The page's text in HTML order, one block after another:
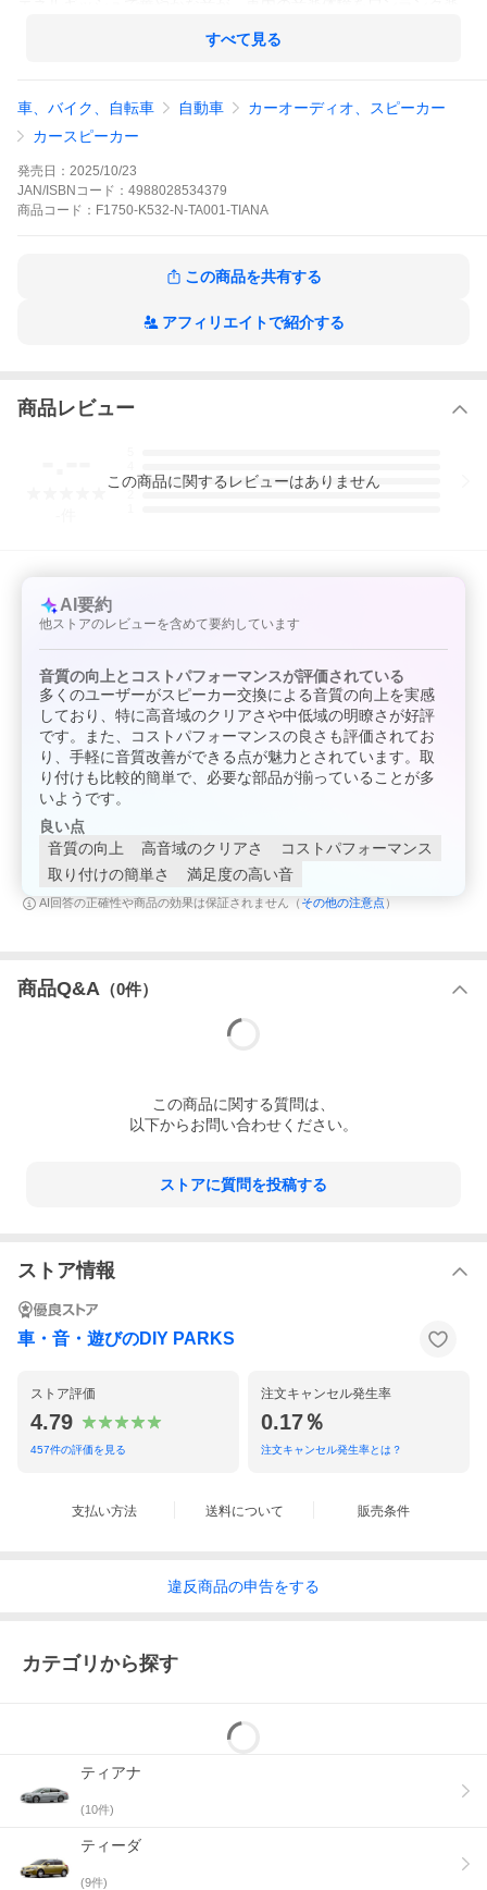
◆年式・代表型式
(1)H15/2〜H20/6 (J31)
(2)H20/6〜H26/2 (J32)
(3)H26/2〜R2/7 (L33)
※BOSEサラウンド・サウンドシステム付車は交換不可となりま
す。
※記載の対応年式は、2025年10月現在のものとなります。
◆メーカー ： PIONEER/カロッツェリア
◆品番 ： TS-F1750 + UD-K532(各1セット/ドア2枚分)
◆取付可能位置：フロント：○ リア：○ (推奨/トレードイ
すべて見る
車、バイク、自転車 自動車
カーオーディオ、スピーカー
カースピーカー
発売日： 2025/10/23
JAN/ISBNコード： 4988028534379
商品 コード： F1750-K532-N-TA001-TIANA
この商品を共有する
アフィリエイトで紹介する
商品レビュー
3
この商品に関するレビューはありません
AI要約
他ストアのレビューを含めて要約しています
音質の向上とコストパフォーマンスが評価されている
多くのユーザーがスピーカー交換による音質の向上を実感
しており、特に高音域のクリアさや中低域の明瞭さが好評
です。また、コストパフォーマンスの良さも評価されてお
り、手軽に音質改善ができる点が魅力とされています。取
り付けも比較的簡単で、必要な部品が揃っていることが多
いようです。
良い点
音質の向上
高音域のクリアさ
コストパフォーマンス
取り付けの簡単さ
満足度の高い音
AI回答の正確性や商品の効果は保証されません（ その他の注意点 ）
商品Q&A （0件）
この商品に関する質問は、
以下からお問い合わせください。
ストアに質問を投稿する
ストア情報
車・音・遊びのDIY PARKS
ストア評価
4.79
457件の評価を見る
注文キャンセル発生率
0.17％
注文キャンセル発生率とは？
支払い方法 送料について 販売条件
違反商品の申告をする
カテゴリから探す
ティアナ
(10件)
ティーダ
(9件)